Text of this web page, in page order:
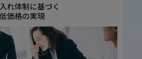
れ体制に基づく
価格の実現